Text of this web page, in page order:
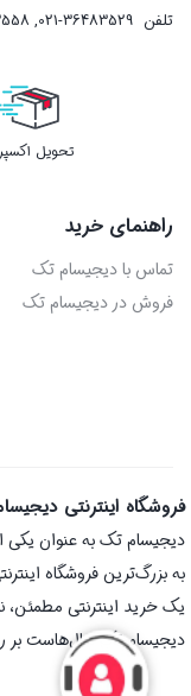
تلفن 021-36483529
,
تحویل
راهنمای خرید
تماس با دیجیسام تک
فروش در دیجیسام تک
فروشگاه اینترنتی
به بزرگ‌ترین فروشگاه
یک خرید اینترنتی مطمئن،
دیجیسام تک سال‌هاست بر